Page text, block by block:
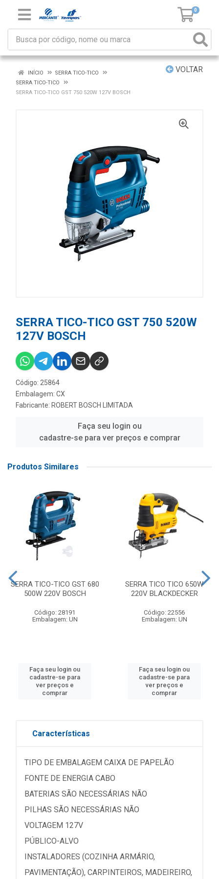
0
VOLTAR
INÍCIO
SERRA TICO-TICO
SERRA TICO-TICO
SERRA TICO-TICO GST 750 520W 127V BOSCH
SERRA TICO-TICO GST 750 520W
127V BOSCH
Código: 25864
Embalagem: CX
Fabricante: ROBERT BOSCH LIMITADA
Faça seu login ou
cadastre-se para ver preços e comprar
Produtos Similares
SERRA TICO-TICO GST 680
500W 220V BOSCH
Código: 28191
Embalagem: UN
Faça seu login ou
cadastre-se para
ver preços e
comprar
SERRA TICO TICO 650W
220V BLACKDECKER
Código: 22556
Embalagem: UN
Faça seu login ou
cadastre-se para
ver preços e
comprar
Características
TIPO DE EMBALAGEM CAIXA DE PAPELÃO
FONTE DE ENERGIA CABO
BATERIAS SÃO NECESSÁRIAS NÃO
PILHAS SÃO NECESSÁRIAS NÃO
VOLTAGEM 127V
PÚBLICO-ALVO
INSTALADORES (COZINHA ARMÁRIO,
PAVIMENTAÇÃO), CARPINTEIROS, MADEIREIRO,